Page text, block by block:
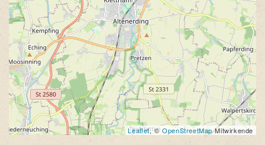
Leaflet, ©OpenStreetMapMitwirkende